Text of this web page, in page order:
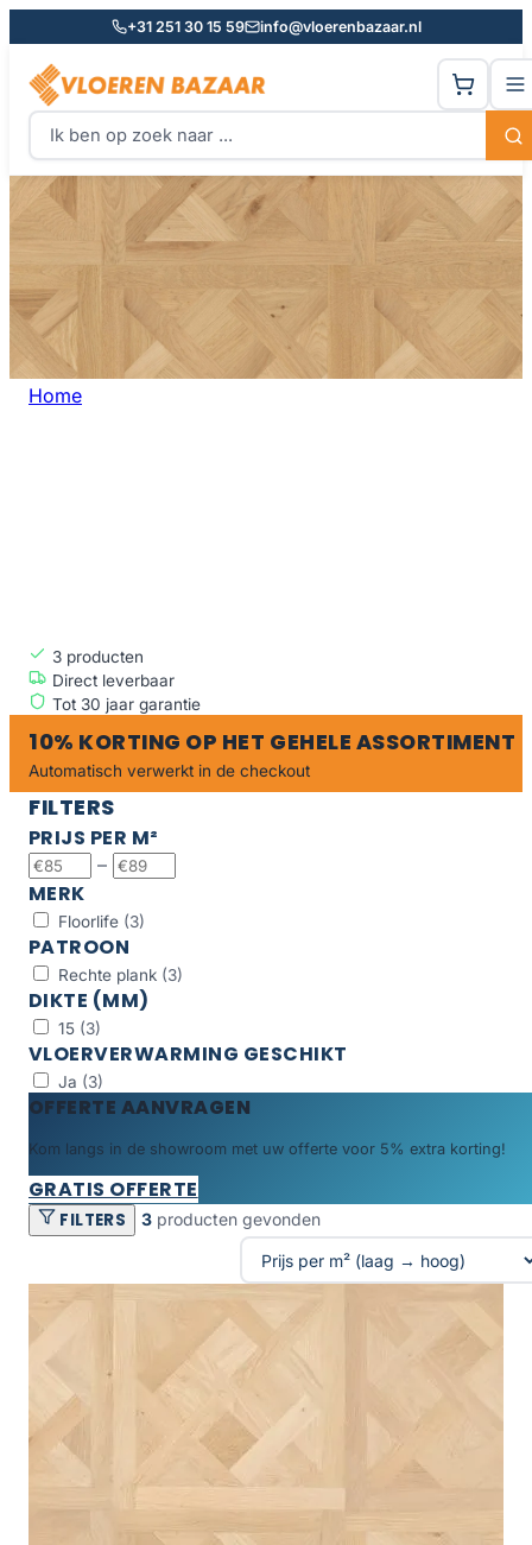
+31 251 30 15 59 info@vloerenbazaar.nl
Home
3 producten
Direct leverbaar
Tot 30 jaar garantie
10% KORTING OP HET GEHELE ASSORTIMENT
Automatisch verwerkt in de checkout
FILTERS
PRIJS PER M²
–
MERK
Floorlife (3)
PATROON
Rechte plank (3)
DIKTE (MM)
15 (3)
VLOERVERWARMING GESCHIKT
Ja (3)
OFFERTE AANVRAGEN
Kom langs in de showroom met uw offerte voor 5% extra korting!
GRATIS OFFERTE
FILTERS 3 producten gevonden